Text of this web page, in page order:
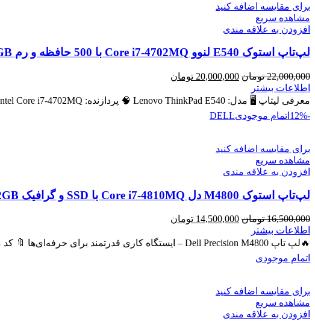
برای مقایسه اضافه کنید
مشاهده سریع
افزودن به علاقه مندی
لپ‌تاپ استوک E540 لنوو Core i7-4702MQ با 500 حافظه و رم 8GB
22,000,000 تومان قیمت
22,000,000 تومان
بود.
20,000,000 تومان
20,000,000 تومان
اطلاعات بیشتر
معرفی لپتاپ 🖥️ مدل: Lenovo ThinkPad E540 🧠 پردازنده: Intel Core i7‑4702MQ – نسل ۴ 💾 رم: 8 GB (قابل ارتقا
-12%
اتمام موجودیDELL
برای مقایسه اضافه کنید
مشاهده سریع
افزودن به علاقه مندی
لپ‌تاپ استوک M4800 دل Core i7-4810MQ با SSD و گرافیک NVIDIA Quadro 2GB
16,500,000 تومان قیمت
16,500,000 تومان
14,500,000 تومان
14,500,000 تومان
اطلاعات بیشتر
🔥لپ تاپ Dell Precision M4800 – ایستگاه کاری قدرتمند برای حرفه‌ای‌ها 🔖 کد محصول: #40743 💻 لپ‌تاپ حرفه‌ای با پردازنده
اتمام موجودی
برای مقایسه اضافه کنید
مشاهده سریع
افزودن به علاقه مندی